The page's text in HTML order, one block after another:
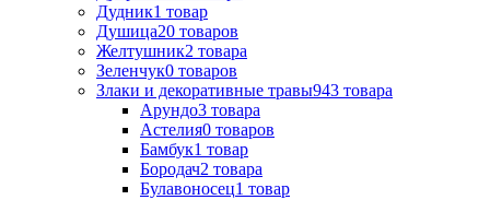
Дудник1 товар
Душица20 товаров
Желтушник2 товара
Зеленчук0 товаров
Злаки и декоративные травы943 товара
Арундо3 товара
Астелия0 товаров
Бамбук1 товар
Бородач2 товара
Булавоносец1 товар